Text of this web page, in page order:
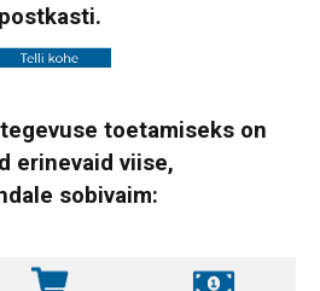
postkasti.
toetamiseks on
erinevaid viise,
sobivaim: